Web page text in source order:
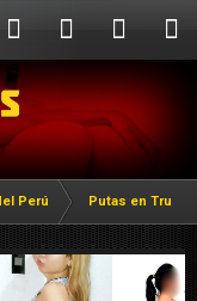
Perú Putas en Trujillo